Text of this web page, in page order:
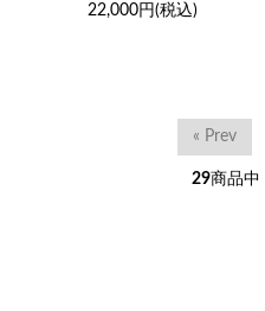
22,000円(税込)
« Prev
29商品中